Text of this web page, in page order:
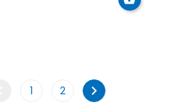
1 2 chevron_right